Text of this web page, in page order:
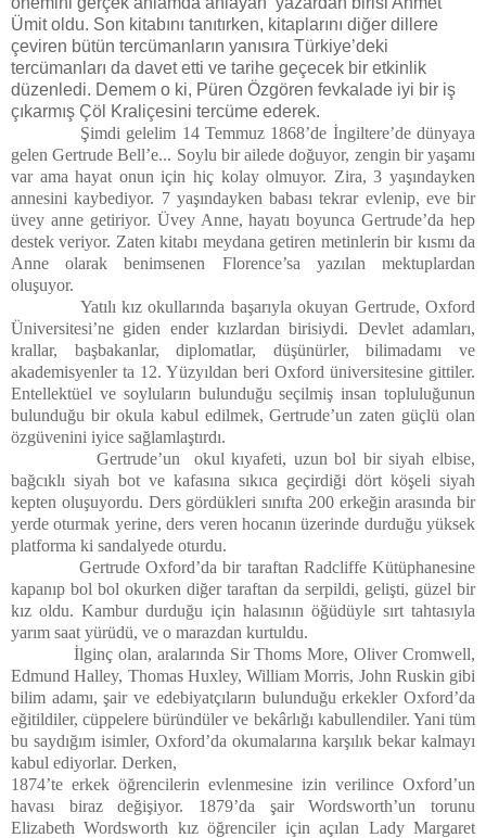
Ümit oldu. Son kitabını tanıtırken, kitaplarını diğer dillere
çeviren bütün tercümanların yanısıra Türkiye’deki
tercümanları da davet etti ve tarihe geçecek bir etkinlik
düzenledi. Demem o ki, Püren Özgören fevkalade iyi bir iş
çıkarmış Çöl Kraliçesini tercüme ederek.
Şimdi gelelim 14 Temmuz 1868’de İngiltere’de dünyaya
gelen Gertrude Bell’e... Soylu bir ailede doğuyor, zengin bir yaşamı
var ama hayat onun için hiç kolay olmuyor. Zira, 3 yaşındayken
annesini kaybediyor. 7 yaşındayken babası tekrar evlenip, eve bir
üvey anne getiriyor. Üvey Anne, hayatı boyunca Gertrude’da hep
destek veriyor. Zaten kitabı meydana getiren metinlerin bir kısmı da
Anne olarak benimsenen Florence’sa yazılan mektuplardan
oluşuyor.
Yatılı kız okullarında başarıyla okuyan Gertrude, Oxford
Üniversitesi’ne giden ender kızlardan birisiydi. Devlet adamları,
krallar, başbakanlar, diplomatlar, düşünürler, bilimadamı ve
akademisyenler ta 12. Yüzyıldan beri Oxford üniversitesine gittiler.
Entellektüel ve soyluların bulunduğu seçilmiş insan topluluğunun
bulunduğu bir okula kabul edilmek, Gertrude’un zaten güçlü olan
özgüvenini iyice sağlamlaştırdı.
Gertrude’un okul kıyafeti, uzun bol bir siyah elbise,
bağcıklı siyah bot ve kafasına sıkıca geçirdiği dört köşeli siyah
kepten oluşuyordu. Ders gördükleri sınıfta 200 erkeğin arasında bir
yerde oturmak yerine, ders veren hocanın üzerinde durduğu yüksek
platforma ki sandalyede oturdu.
Gertrude Oxford’da bir taraftan Radcliffe Kütüphanesine
kapanıp bol bol okurken diğer taraftan da serpildi, gelişti, güzel bir
kız oldu. Kambur durduğu için halasının öğüdüyle sırt tahtasıyla
yarım saat yürüdü, ve o marazdan kurtuldu.
İlginç olan, aralarında Sir Thoms More, Oliver Cromwell,
Edmund Halley, Thomas Huxley, William Morris, John Ruskin gibi
bilim adamı, şair ve edebiyatçıların bulunduğu erkekler Oxford’da
eğitildiler, cüppelere büründüler ve bekârlığı kabullendiler. Yani tüm
bu saydığım isimler, Oxford’da okumalarına karşılık bekar kalmayı
kabul ediyorlar. Derken,
1874’te erkek öğrencilerin evlenmesine izin verilince Oxford’un
havası biraz değişiyor. 1879’da şair Wordsworth’un torunu
Elizabeth Wordsworth kız öğrenciler için açılan Lady Margaret